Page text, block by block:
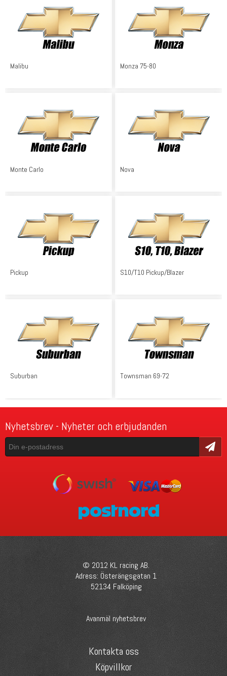
Malibu Monza 75-80
Monte Carlo Nova
Pickup S10/T10 Pickup/Blazer
Suburban Townsman 69-72
Nyhetsbrev - Nyheter och erbjudanden
Skicka
© 2012 KL racing AB.
Adress: Österängsgatan 1
52134 Falköping
Avanmäl nyhetsbrev
Kontakta oss
Köpvillkor